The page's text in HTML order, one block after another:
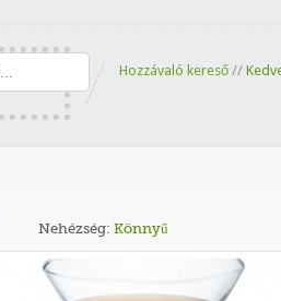
Hozzávaló kereső //
Nehézség: Könnyű